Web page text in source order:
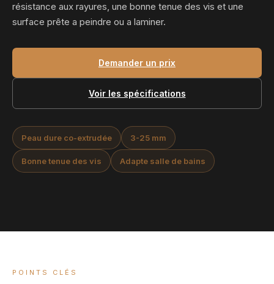
résistance aux rayures, une bonne tenue des vis et une
surface prête a peindre ou a laminer.
Demander un prix
Voir les spécifications
Peau dure co-extrudée 3-25 mm
Bonne tenue des vis Adapte salle de bains
POINTS CLÉS